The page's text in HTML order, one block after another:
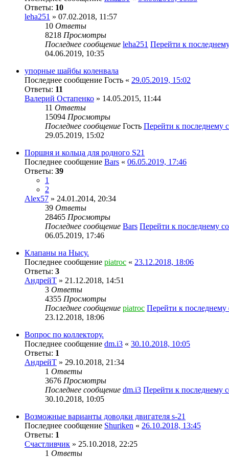
Ответы: 10
leha251 » 07.02.2018, 11:57
10 Ответы
8218 Просмотры
Последнее сообщение leha251 Перейти к
04.06.2019, 10:35
упорные шайбы коленвала
Последнее сообщение Гость « 29.05.2019, 15:02
Ответы: 11
Валерий Остапенко » 14.05.2015, 11:44
11 Ответы
15094 Просмотры
Последнее сообщение Гость Перейти к последнему
29.05.2019, 15:02
Поршня и кольца для родного S21
Последнее сообщение Bars « 06.05.2019, 17:46
Ответы: 39
1
2
Alex57 » 24.01.2014, 20:34
39 Ответы
28465 Просмотры
Последнее сообщение Bars Перейти к последнему
06.05.2019, 17:46
Клапаны на Нысу.
Последнее сообщение piatroc « 23.12.2018, 18:06
Ответы: 3
АндрейТ » 21.12.2018, 14:51
3 Ответы
4355 Просмотры
Последнее сообщение piatroc Перейти к
23.12.2018, 18:06
Вопрос по коллектору.
Последнее сообщение dm.i3 « 30.10.2018, 10:05
Ответы: 1
АндрейТ » 29.10.2018, 21:34
1 Ответы
3676 Просмотры
Последнее сообщение dm.i3 Перейти к последнему
30.10.2018, 10:05
Возможные варианты доводки двигателя s-21
Последнее сообщение Shuriken « 26.10.2018, 13:45
Ответы: 1
Счастливчик » 25.10.2018, 22:25
1 Ответы